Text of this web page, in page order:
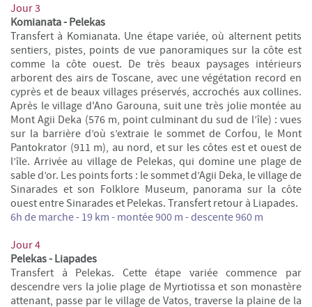
Jour 3
Komianata - Pelekas
Transfert à Komianata. Une étape variée, où alternent petits
sentiers, pistes, points de vue panoramiques sur la côte est
comme la côte ouest. De très beaux paysages intérieurs
arborent des airs de Toscane, avec une végétation record en
cyprès et de beaux villages préservés, accrochés aux collines.
Après le village d'Ano Garouna, suit une très jolie montée au
Mont Agii Deka (576 m, point culminant du sud de l’île) : vues
sur la barrière d’où s’extraie le sommet de Corfou, le Mont
Pantokrator (911 m), au nord, et sur les côtes est et ouest de
l’île. Arrivée au village de Pelekas, qui domine une plage de
sable d’or. Les points forts : le sommet d’Agii Deka, le village de
Sinarades et son Folklore Museum, panorama sur la côte
ouest entre Sinarades et Pelekas. Transfert retour à Liapades.
6h de marche - 19 km - montée 900 m - descente 960 m
Jour 4
Pelekas - Liapades
Transfert à Pelekas. Cette étape variée commence par
descendre vers la jolie plage de Myrtiotissa et son monastère
attenant, passe par le village de Vatos, traverse la plaine de la